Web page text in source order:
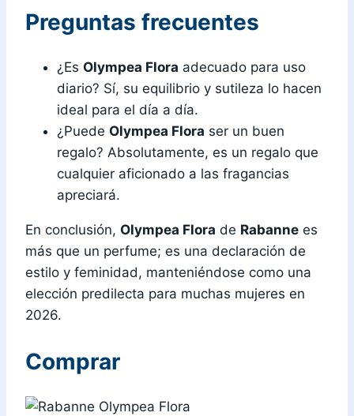
Preguntas frecuentes
¿Es Olympea Flora adecuado para uso
diario? Sí, su equilibrio y sutileza lo hacen
ideal para el día a día.
¿Puede Olympea Flora ser un buen
regalo? Absolutamente, es un regalo que
cualquier aficionado a las fragancias
apreciará.
En conclusión, Olympea Flora de Rabanne es
más que un perfume; es una declaración de
estilo y feminidad, manteniéndose como una
elección predilecta para muchas mujeres en
2026.
Comprar